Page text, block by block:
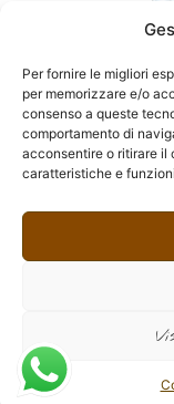
Per fornire le migliori
per memorizzare e/o
consenso a queste
comportamento di
acconsentire o ritirare il
caratteristiche e